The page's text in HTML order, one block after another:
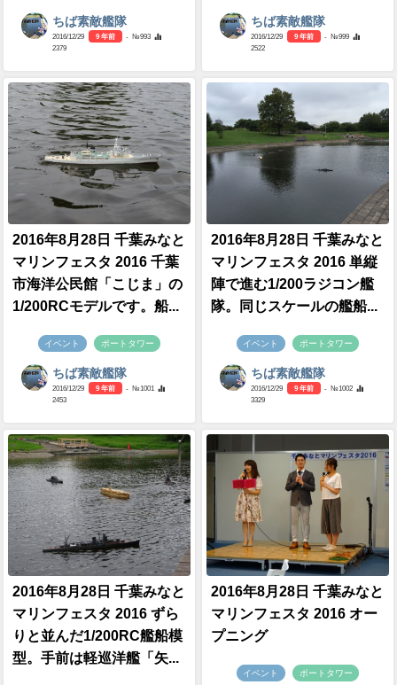
ちば素敵艦隊
2016/12/29 9 年前
- №993
2379
ちば素敵艦隊
2016/12/29 9 年前
- №999
2522
2016年8月28日 千葉みなと
マリンフェスタ 2016 千葉
市海洋公民館「こじま」の
1/200RCモデルです。船...
イベント ポートタワー
ちば素敵艦隊
2016/12/29 9 年前
- №1001
2453
2016年8月28日 千葉みなと
マリンフェスタ 2016 単縦
陣で進む1/200ラジコン艦
隊。同じスケールの艦船...
イベント ポートタワー
ちば素敵艦隊
2016/12/29 9 年前
- №1002
3329
2016年8月28日 千葉みなと
マリンフェスタ 2016 ずら
りと並んだ1/200RC艦船模
型。手前は軽巡洋艦「矢...
2016年8月28日 千葉みなと
マリンフェスタ 2016 オー
プニング
イベント ポートタワー